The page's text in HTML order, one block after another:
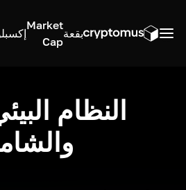
بقعة
Market
Cap
النظام